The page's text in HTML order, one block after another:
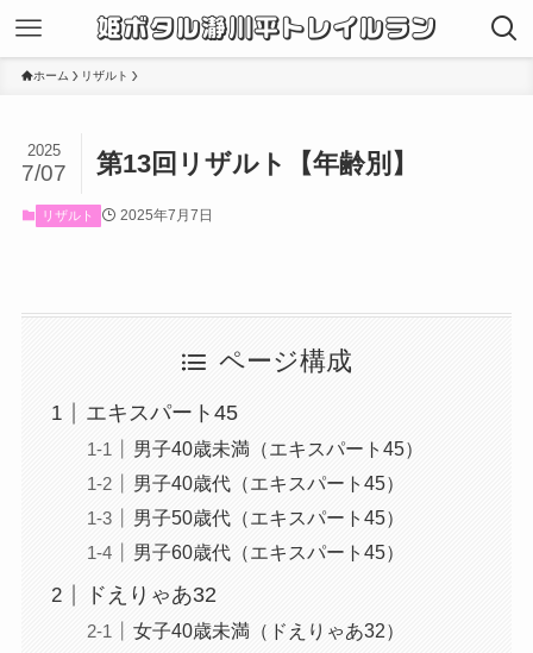
姫ボタル瀞川平トレイルラン
ホーム リザルト
第13回リザルト【年齢別】
2025
7/07
リザルト 2025年7月7日
ページ構成
エキスパート45
男子40歳未満（エキスパート45）
男子40歳代（エキスパート45）
男子50歳代（エキスパート45）
男子60歳代（エキスパート45）
ドえりゃあ32
女子40歳未満（ドえりゃあ32）